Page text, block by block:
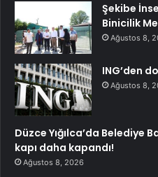
Şekibe
Binicilik
Ağustos 8,
ING’den
Ağustos 8,
Düzce Yığılca’da Belediye
kapı daha kapandı!
Ağustos 8, 2026